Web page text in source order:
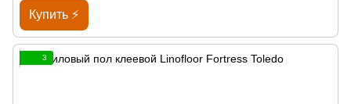
Купить ⚡
3